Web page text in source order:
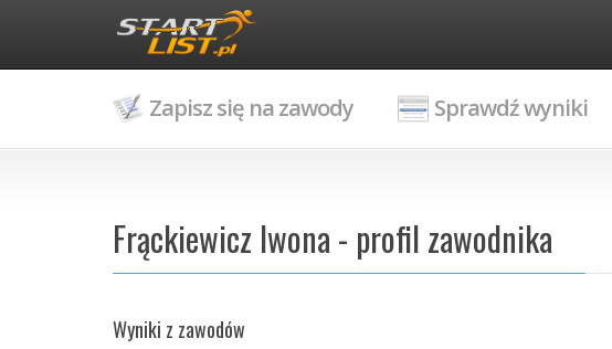
Zapisz się na zawody Sprawdź wyniki
Frąckiewicz Iwona - profil zawodnika
Wyniki z zawodów